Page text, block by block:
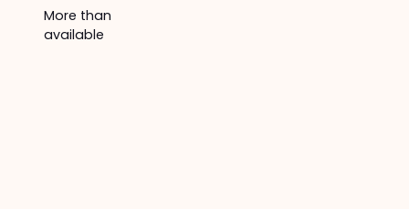
More than
available